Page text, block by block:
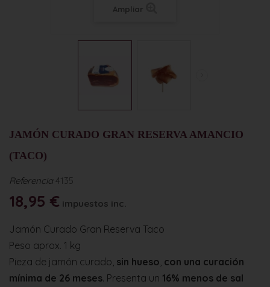
Ampliar
JAMÓN CURADO GRAN RESERVA AMANCIO
(TACO)
Referencia 4135
18,95 € impuestos inc.
Jamón Curado Gran Reserva Taco
Peso aprox. 1 kg
Pieza de jamón curado, sin hueso con una curación
mínima de 26 meses. Presenta un 16% menos de sal